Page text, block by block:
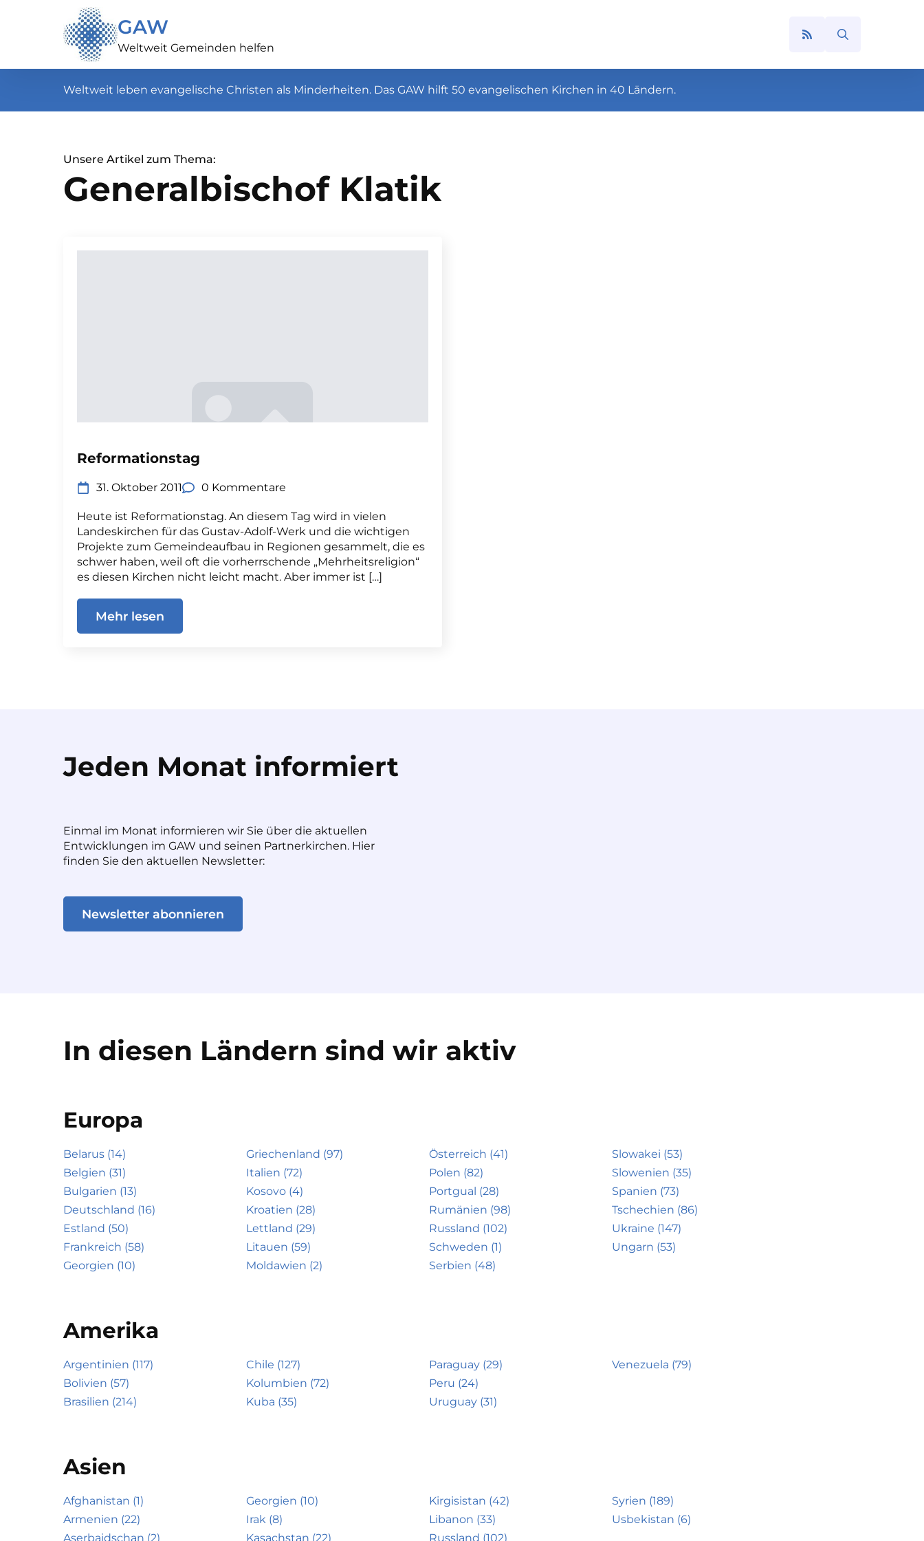
GAW
Weltweit Gemeinden helfen
Weltweit leben evangelische Christen als Minderheiten. Das GAW hilft 50 evangelischen Kirchen in 40 Ländern.
Unsere Artikel zum Thema:
Generalbischof Klatik
Reformationstag
31. Oktober 2011 0 Kommentare
Heute ist Reformationstag. An diesem Tag wird in vielen
Landeskirchen für das Gustav-Adolf-Werk und die wichtigen
Projekte zum Gemeindeaufbau in Regionen gesammelt, die es
schwer haben, weil oft die vorherrschende „Mehrheitsreligion“
es diesen Kirchen nicht leicht macht. Aber immer ist […]
Mehr lesen
Jeden Monat informiert
Einmal im Monat informieren wir Sie über die aktuellen
Entwicklungen im GAW und seinen Partnerkirchen. Hier
finden Sie den aktuellen Newsletter:
Newsletter abonnieren
In diesen Ländern sind wir aktiv
Europa
Belarus (14)
Belgien (31)
Bulgarien (13)
Deutschland (16)
Estland (50)
Frankreich (58)
Georgien (10)
Griechenland (97)
Italien (72)
Kosovo (4)
Kroatien (28)
Lettland (29)
Litauen (59)
Moldawien (2)
Österreich (41)
Polen (82)
Portgual (28)
Rumänien (98)
Russland (102)
Schweden (1)
Serbien (48)
Slowakei (53)
Slowenien (35)
Spanien (73)
Tschechien (86)
Ukraine (147)
Ungarn (53)
Amerika
Argentinien (117)
Bolivien (57)
Brasilien (214)
Chile (127)
Kolumbien (72)
Kuba (35)
Paraguay (29)
Peru (24)
Uruguay (31)
Venezuela (79)
Asien
Afghanistan (1)
Armenien (22)
Aserbaidschan (2)
Georgien (10)
Irak (8)
Kasachstan (22)
Kirgisistan (42)
Libanon (33)
Russland (102)
Syrien (189)
Usbekistan (6)